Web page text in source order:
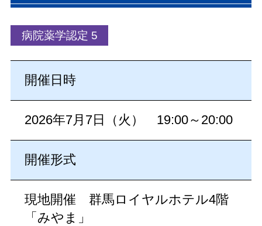
病院薬学認定 5
開催日時
2026年7月7日（火） 19:00～20:00
開催形式
現地開催 群馬ロイヤルホテル4階
「みやま」